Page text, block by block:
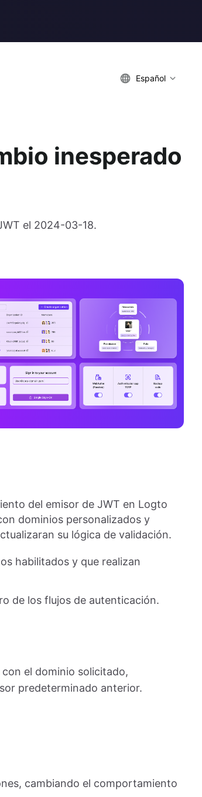
Español
inesperado
el 2024-03-18.
del emisor de JWT en Logto
dominios personalizados y
su lógica de validación.
habilitados y que realizan
de los flujos de autenticación.
el dominio solicitado,
predeterminado anterior.
cambiando el comportamiento